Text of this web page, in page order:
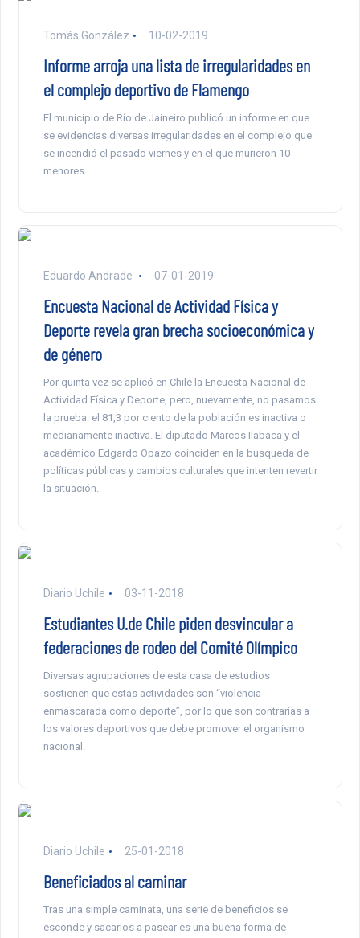
Tomás González 10-02-2019
Informe arroja una lista de irregularidades en
el complejo deportivo de Flamengo
El municipio de Río de Jaineiro publicó un informe en que
se evidencias diversas irregularidades en el complejo que
se incendió el pasado viernes y en el que murieron 10
menores.
Eduardo Andrade 07-01-2019
Encuesta Nacional de Actividad Física y
Deporte revela gran brecha socioeconómica y
de género
Por quinta vez se aplicó en Chile la Encuesta Nacional de
Actividad Física y Deporte, pero, nuevamente, no pasamos
la prueba: el 81,3 por ciento de la población es inactiva o
medianamente inactiva. El diputado Marcos Ilabaca y el
académico Edgardo Opazo coinciden en la búsqueda de
políticas públicas y cambios culturales que intenten revertir
la situación.
Diario Uchile 03-11-2018
Estudiantes U.de Chile piden desvincular a
federaciones de rodeo del Comité Olímpico
Diversas agrupaciones de esta casa de estudios
sostienen que estas actividades son “violencia
enmascarada como deporte”, por lo que son contrarias a
los valores deportivos que debe promover el organismo
nacional.
Diario Uchile 25-01-2018
Beneficiados al caminar
Tras una simple caminata, una serie de beneficios se
esconde y sacarlos a pasear es una buena forma de